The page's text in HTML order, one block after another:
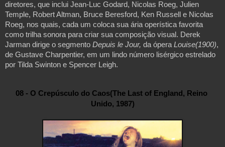
diretores, que inclui Jean-Luc Godard, Nicolas Roeg, Julien
Temple, Robert Altman, Bruce Beresford, Ken Russell e Nicolas
Roeg, nos quais, cada um coloca sua ária operística favorita
como trilha sonora para criar sua composição visual. Derek
Jarman dirige o segmento Depuis le Jour, da ópera Louise(1900),
de Gustave Charpentier, em um lindo número lisérgico estrelado
por Tilda Swinton e Spencer Leigh.
08 - O Crepúsculo do Caos(The Last of England, Reino
Unido, 1987)